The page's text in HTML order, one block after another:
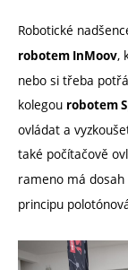
Robotické
robotem InMoov,
nebo si třeba
kolegou robotem
ovládat a
také počítačově
rameno má
principu